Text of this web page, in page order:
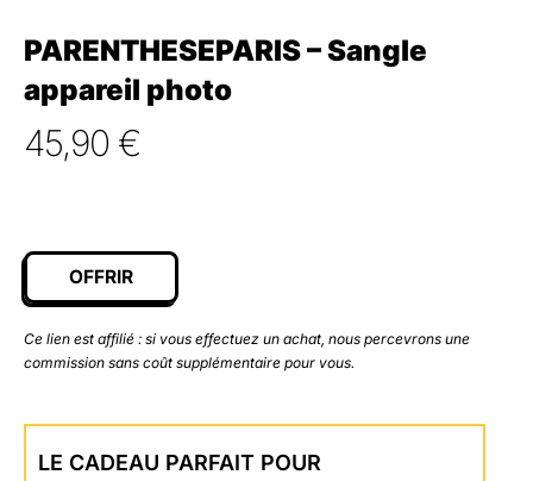
PARENTHESEPARIS – Sangle
appareil photo
45,90 €
OFFRIR
Ce lien est affilié : si vous effectuez un achat, nous percevrons une
commission sans coût supplémentaire pour vous.
LE CADEAU PARFAIT POUR